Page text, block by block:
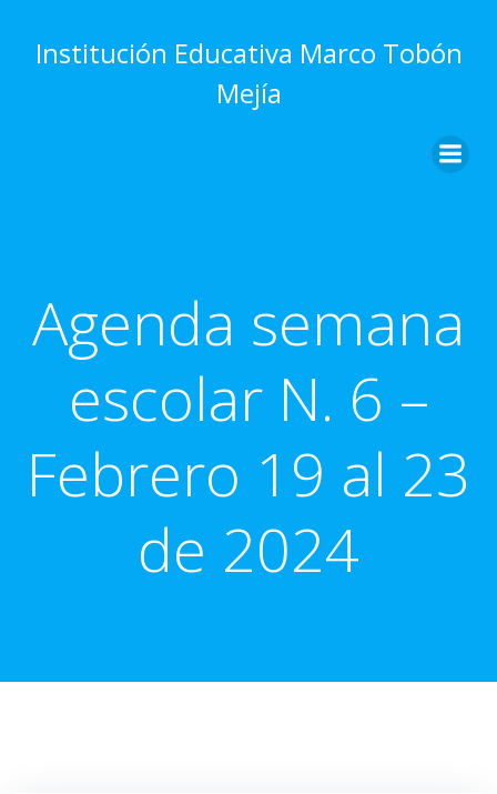
al
contenido
Institución Educativa Marco Tobón
Mejía
Agenda semana
escolar N. 6 –
Febrero 19 al 23
de 2024